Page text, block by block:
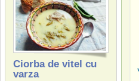
Ciorba de vitel cu
varza